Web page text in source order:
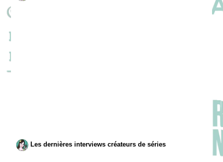
Les dernières interviews créateurs de séries